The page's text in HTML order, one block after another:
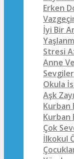
Erken
İyi Bir
Stresi
Anne
Okula
Aşk
Kurban
Kurban
Çok
İlkokul